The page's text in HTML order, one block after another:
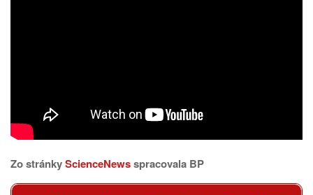
Zo stránkyScienceNewsspracovala BP